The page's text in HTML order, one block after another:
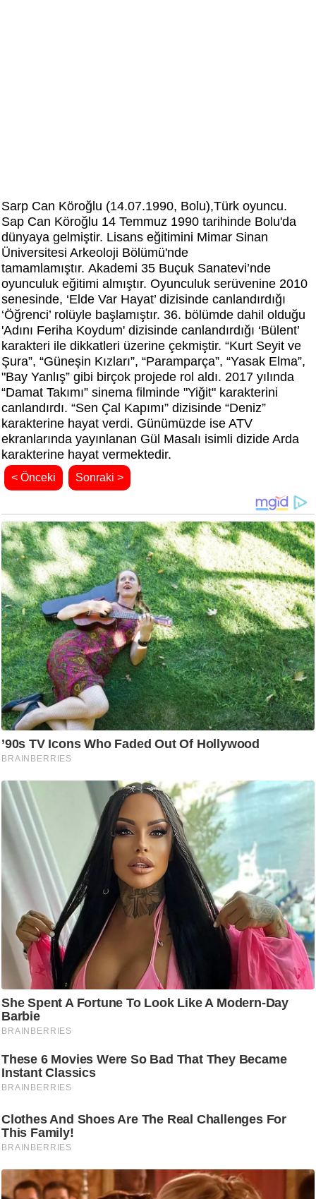
Sarp Can Köroğlu (14.07.1990, Bolu),Türk oyuncu.
Sap Can Köroğlu 14 Temmuz 1990 tarihinde Bolu'da
dünyaya gelmiştir. Lisans eğitimini Mimar Sinan
Üniversitesi Arkeoloji Bölümü'nde
tamamlamıştır. Akademi 35 Buçuk Sanatevi’nde
oyunculuk eğitimi almıştır. Oyunculuk serüvenine 2010
senesinde, ‘Elde Var Hayat’ dizisinde canlandırdığı
‘Öğrenci’ rolüyle başlamıştır. 36. bölümde dahil olduğu
'Adını Feriha Koydum' dizisinde canlandırdığı ‘Bülent’
karakteri ile dikkatleri üzerine çekmiştir. “Kurt Seyit ve
Şura”, “Güneşin Kızları”, “Paramparça”, “Yasak Elma”,
"Bay Yanlış” gibi birçok projede rol aldı. 2017 yılında
“Damat Takımı” sinema filminde "Yiğit" karakterini
canlandırdı. “Sen Çal Kapımı” dizisinde “Deniz”
karakterine hayat verdi. Günümüzde ise ATV
ekranlarında yayınlanan Gül Masalı isimli dizide Arda
karakterine hayat vermektedir.
< Önceki Sonraki >